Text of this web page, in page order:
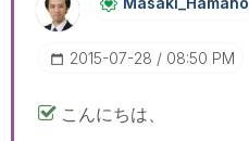
‎2015-07-28 08:50 PM
こんにちは、